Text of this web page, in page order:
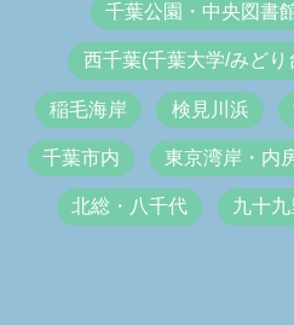
千葉公園・中央図書
西千葉(千葉大学/みどり
稲毛海岸 検見川浜
千葉市内 東京湾岸・内
北総・八千代 九十